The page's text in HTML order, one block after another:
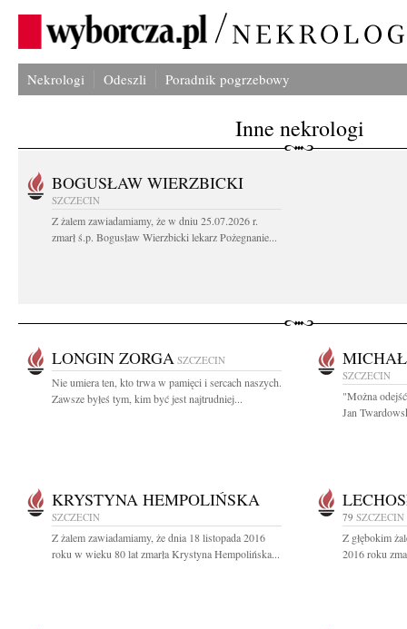
Nekrologi Odeszli Poradnik pogrzebowy
Inne nekrologi
BOGUSŁAW WIERZBICKI
SZCZECIN
Z żalem zawiadamiamy, że w dniu 25.07.2026 r.
zmarł ś.p. Bogusław Wierzbicki lekarz Pożegnanie...
LONGIN ZORGA SZCZECIN
Nie umiera ten, kto trwa w pamięci i sercach naszych.
Zawsze byłeś tym, kim być jest najtrudniej...
SZCZECIN
"Można
Jan
KRYSTYNA HEMPOLIŃSKA
SZCZECIN
Z żalem zawiadamiamy, że dnia 18 listopada 2016
roku w wieku 80 lat zmarła Krystyna Hempolińska...
79 SZCZECIN
Z głębokim
2016 roku